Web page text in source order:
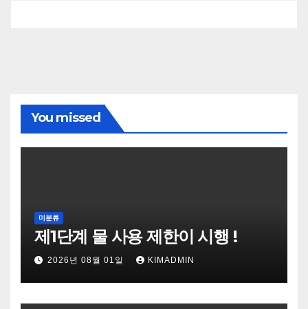
You missed
미분류
제1단계 물 사용 제한이 시행 !
2026년 08월 01일 KIMADMIN